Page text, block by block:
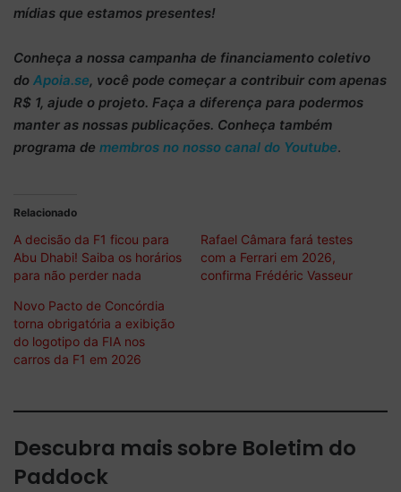
mídias que estamos presentes!
Conheça a nossa campanha de financiamento coletivo
do Apoia.se, você pode começar a contribuir com apenas
R$ 1, ajude o projeto. Faça a diferença para podermos
manter as nossas publicações. Conheça também
programa de membros no nosso canal do Youtube.
Relacionado
A decisão da F1 ficou para
Abu Dhabi! Saiba os horários
para não perder nada
Rafael Câmara fará testes
com a Ferrari em 2026,
confirma Frédéric Vasseur
Novo Pacto de Concórdia
torna obrigatória a exibição
do logotipo da FIA nos
carros da F1 em 2026
Descubra mais sobre Boletim do
Paddock